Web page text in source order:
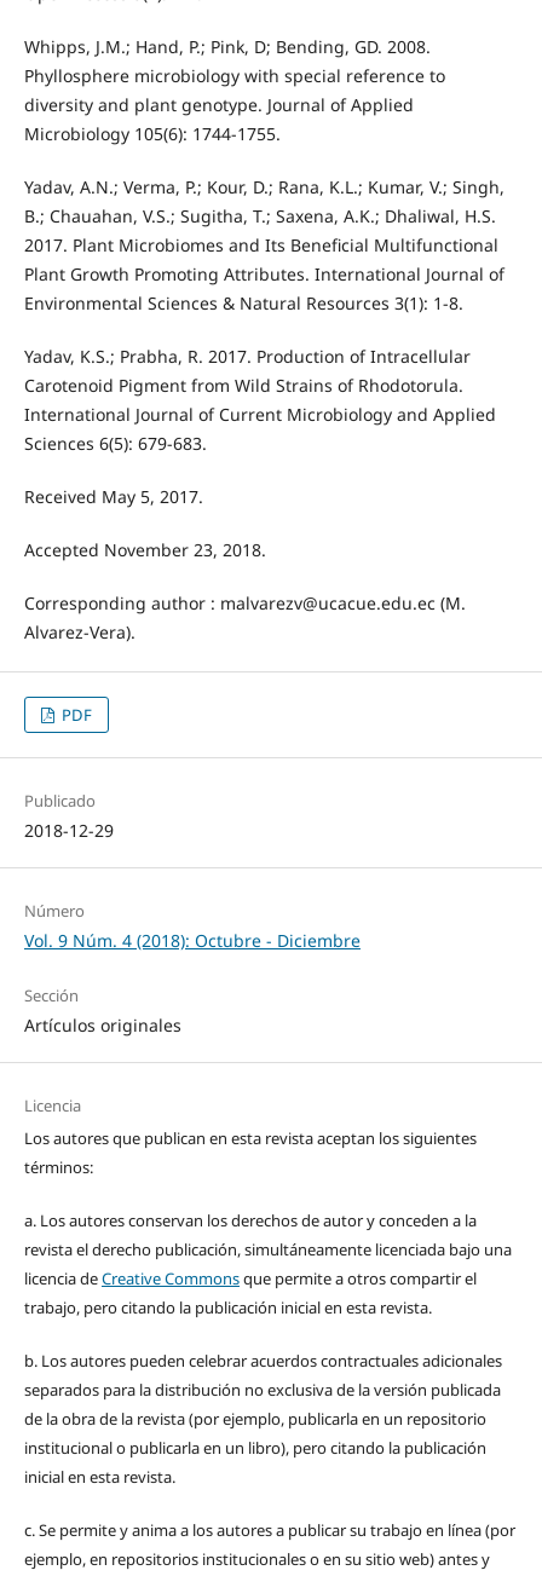
Whipps, J.M.; Hand, P.; Pink, D; Bending, GD. 2008.
Phyllosphere microbiology with special reference to
diversity and plant genotype. Journal of Applied
Microbiology 105(6): 1744-1755.
Yadav, A.N.; Verma, P.; Kour, D.; Rana, K.L.; Kumar, V.; Singh,
B.; Chauahan, V.S.; Sugitha, T.; Saxena, A.K.; Dhaliwal, H.S.
2017. Plant Microbiomes and Its Beneficial Multifunctional
Plant Growth Promoting Attributes. International Journal of
Environmental Sciences & Natural Resources 3(1): 1-8.
Yadav, K.S.; Prabha, R. 2017. Production of Intracellular
Carotenoid Pigment from Wild Strains of Rhodotorula.
International Journal of Current Microbiology and Applied
Sciences 6(5): 679-683.
Received May 5, 2017.
Accepted November 23, 2018.
Corresponding author : malvarezv@ucacue.edu.ec (M.
Alvarez-Vera).
PDF
Publicado
2018-12-29
Número
Vol. 9 Núm. 4 (2018): Octubre - Diciembre
Sección
Artículos originales
Licencia
Los autores que publican en esta revista aceptan los siguientes
términos:
a. Los autores conservan los derechos de autor y conceden a la
revista el derecho publicación, simultáneamente licenciada bajo una
licencia deCreative Commonsque permite a otros compartir el
trabajo, pero citando la publicación inicial en esta revista.
b. Los autores pueden celebrar acuerdos contractuales adicionales
separados para la distribución no exclusiva de la versión publicada
de la obra de la revista (por ejemplo, publicarla en un repositorio
institucional o publicarla en un libro), pero citando la publicación
inicial en esta revista.
c. Se permite y anima a los autores a publicar su trabajo en línea (por
ejemplo, en repositorios institucionales o en su sitio web) antes y